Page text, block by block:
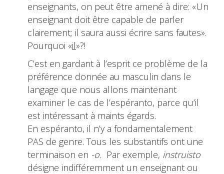
enseignants, on peut être amené à dire: «Un
enseignant doit être capable de parler
clairement; il saura aussi écrire sans fautes».
Pourquoi «il»?!
C’est en gardant à l’esprit ce problème de la
préférence donnée au masculin dans le
langage que nous allons maintenant
examiner le cas de l’espéranto, parce qu’il
est intéressant à maints égards.
En espéranto, il n’y a fondamentalement
PAS de genre. Tous les substantifs ont une
terminaison en -o. Par exemple, instruisto
désigne indifféremment un enseignant ou